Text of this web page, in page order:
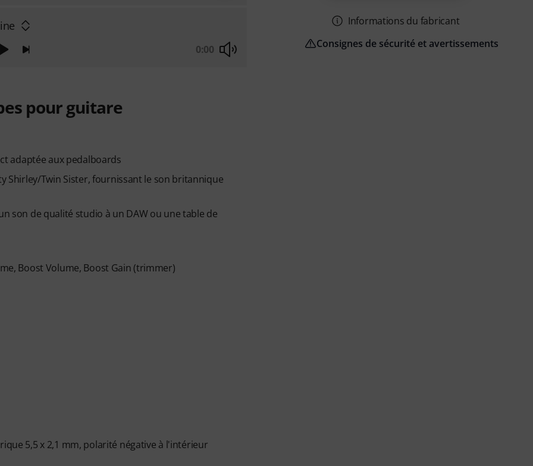
0:00
pour guitare
adaptée aux pedalboards
Shirley/Twin Sister, fournissant le son britannique
son de qualité studio à un DAW ou une table de
Boost Volume, Boost Gain (trimmer)
5,5 x 2,1 mm, polarité négative à l'intérieur
Informations du fabricant
Consignes de sécurité et avertissements